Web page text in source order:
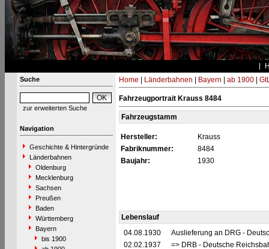
Suche
zur erweiterten Suche
Navigation
Geschichte & Hintergründe
Länderbahnen
Oldenburg
Mecklenburg
Sachsen
Preußen
Baden
Württemberg
Bayern
bis 1900
Home Länderbahnen Bayern ab 1900|
Fahrzeugportrait Krauss 8484
Fahrzeugstamm
Hersteller:
Krauss
Fabriknummer:
8484
Baujahr:
1930
Lebenslauf
04.08.1930
Auslieferung an DRG -
02.02.1937
=> DRB - Deutsche